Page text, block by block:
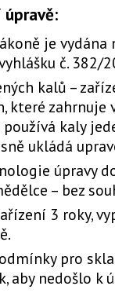
je vydána
č. 382/
kalů –
které zahrnuje
kaly
ukládá
úpravy
– bez
3 roky,
pro
aby nedošlo k